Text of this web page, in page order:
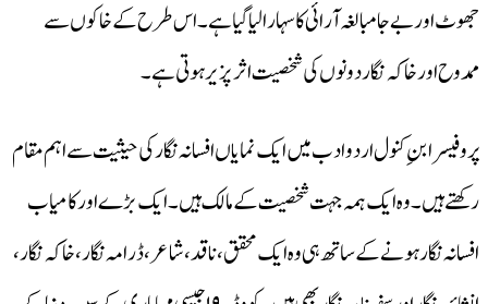
جھوٹ اور بے جا مبالغہ آرائی کا سہارا لیا گیا ہے۔اس طرح کے خاکوں سے
ممدوح اور خاکہ نگار دونوں کی شخصیت اثر پزیرہوتی ہے۔
پروفیسر ابنِ کنول اردو ادب میں ایک نمایاں افسانہ نگار کی حیثیت سے اہم مقام
رکھتے ہیں۔وہ ایک ہمہ جہت شخصیت کے مالک ہیں۔ایک بڑے اور کامیاب
افسانہ نگار ہونے کے ساتھ ہی وہ ایک محقق، ناقد،شاعر، ڈرامہ نگار،خاکہ نگار،